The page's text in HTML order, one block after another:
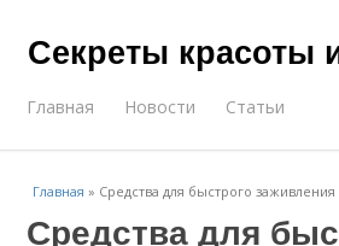
Секреты красоты
Главная Новости Статьи
Главная » Средства для быстрого заживления
Средства для